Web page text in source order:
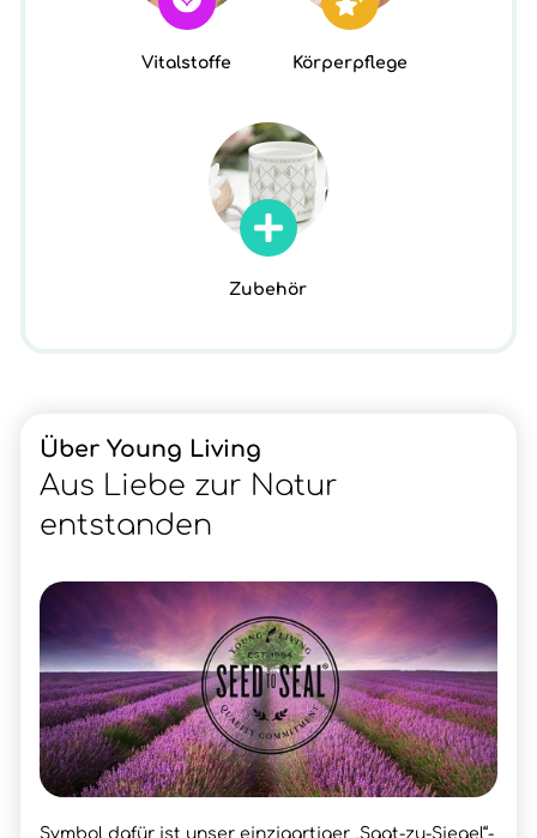
Vitalstoffe Körperpflege
Zubehör
Über Young Living
Aus Liebe zur Natur
entstanden
Symbol dafür ist unser einzigartiger „Saat-zu-Siegel“-